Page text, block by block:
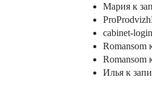
Мария к
cabinet-
Romansom
Romansom
Илья к